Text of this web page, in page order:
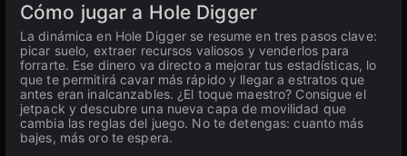
Cómo jugar a Hole Digger
La dinámica en Hole Digger se resume en tres pasos clave:
picar suelo, extraer recursos valiosos y venderlos para
forrarte. Ese dinero va directo a mejorar tus estadísticas, lo
que te permitirá cavar más rápido y llegar a estratos que
antes eran inalcanzables. ¿El toque maestro? Consigue el
jetpack y descubre una nueva capa de movilidad que
cambia las reglas del juego. No te detengas: cuanto más
bajes, más oro te espera.